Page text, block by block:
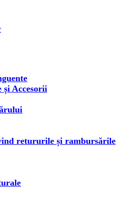
și Accesorii
retururile și rambursările